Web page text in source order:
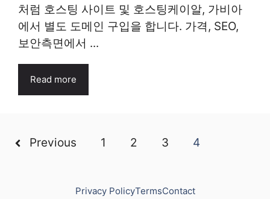
처럼 호스팅 사이트 및 호스팅케이알, 가비아
에서 별도 도메인 구입을 합니다. 가격, SEO,
보안측면에서 ...
Read more
Previous 1 2 3 4
Privacy PolicyTermsContact